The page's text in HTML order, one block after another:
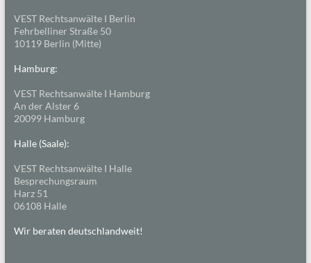
VEST Rechtsanwälte I Berlin
Fehrbelliner Straße 50
10119 Berlin (Mitte)
Hamburg:
VEST Rechtsanwälte I Hamburg
An der Alster 6
20099 Hamburg
Halle (Saale):
VEST Rechtsanwälte I Halle
Besprechungsraum
Harz 51
06108 Halle
Wir beraten deutschlandweit!